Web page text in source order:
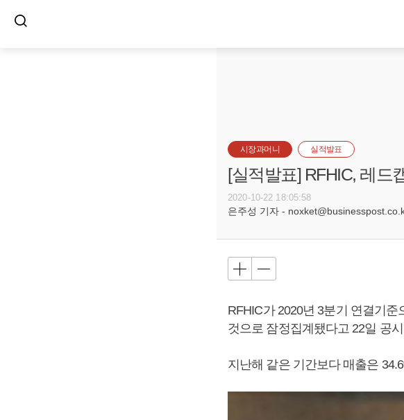
시장과머니 실적발표
[실적발표] RFHIC, 레드
2020-10-22 18:05:58
은주성 기자 -
RFHIC가 2020년 3분기 연결기
것으로 잠정집계됐다고 22일 공
지난해 같은 기간보다 매출은